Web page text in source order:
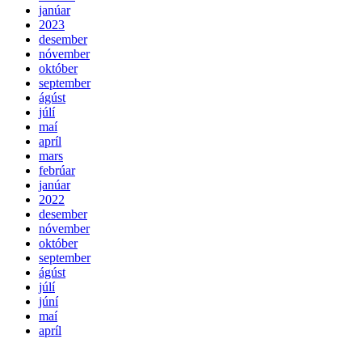
janúar
2023
desember
nóvember
október
september
ágúst
júlí
maí
apríl
mars
febrúar
janúar
2022
desember
nóvember
október
september
ágúst
júlí
júní
maí
apríl